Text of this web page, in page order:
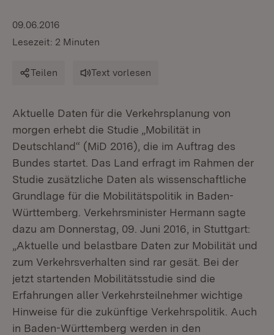
09.06.2016
Lesezeit: 2 Minuten
Teilen Text vorlesen
Aktuelle Daten für die Verkehrsplanung von
morgen erhebt die Studie „Mobilität in
Deutschland“ (MiD 2016), die im Auftrag des
Bundes startet. Das Land erfragt im Rahmen der
Studie zusätzliche Daten als wissenschaftliche
Grundlage für die Mobilitätspolitik in Baden-
Württemberg. Verkehrsminister Hermann sagte
dazu am Donnerstag, 09. Juni 2016, in Stuttgart:
„Aktuelle und belastbare Daten zur Mobilität und
zum Verkehrsverhalten sind rar gesät. Bei der
jetzt startenden Mobilitätsstudie sind die
Erfahrungen aller Verkehrsteilnehmer wichtige
Hinweise für die zukünftige Verkehrspolitik. Auch
in Baden-Württemberg werden in den